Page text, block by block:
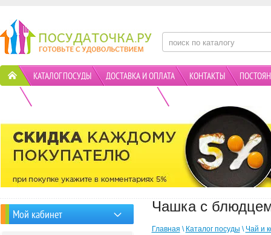
КАТАЛОГ ПОСУДЫ ДОСТАВКА И ОПЛАТА КОНТАКТЫ
Чашка с
Главная \ Каталог посуды \ Чай и
Мой кабинет